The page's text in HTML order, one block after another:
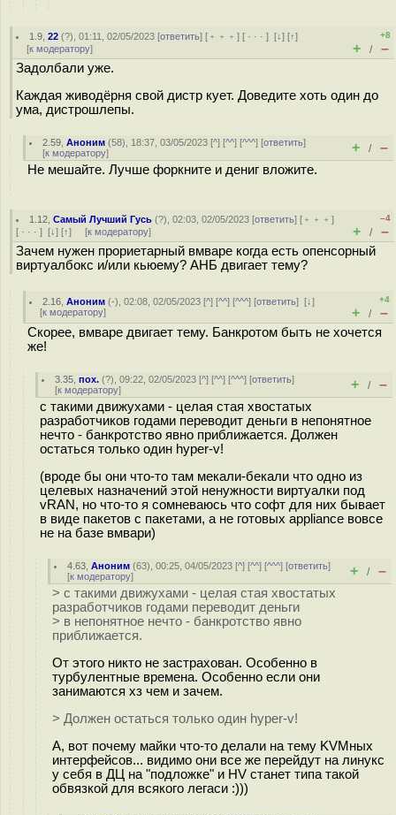
1.9 ,22 (?), 01:11, 02/05/2023 [ответить] [ ﹢﹢﹢] [ · · ·][↓] [↑]
[к модератору]
+8
+ / –
Задолбали уже.
Каждая живодёрня свой дистр кует. Доведите хоть один до
ума, дистрошлепы.
2.59 ,Аноним (58), 18:37, 03/05/2023 [^] [^^] [^^^] [ответить]
[к модератору] + / –
Не мешайте. Лучше форкните и дениг вложите.
1.12 ,Самый Лучший Гусь (?), 02:03, 02/05/2023 [ответить] [ ﹢﹢﹢]
[ · · · ] [↓] [↑] [к модератору]
–4
+ / –
Зачем нужен прориетарный вмваре когда есть опенсорный
виртуалбокс и/или кьюему? АНБ двигает тему?
2.16 ,Аноним (-), 02:08, 02/05/2023 [^] [^^] [^^^] [ответить][↓]
[к модератору]
+4
+ / –
Скорее, вмваре двигает тему. Банкротом быть не хочется
же!
3.35 ,пох. (?), 09:22, 02/05/2023 [^] [^^] [^^^] [ответить]
[к модератору] + / –
с такими движухами - целая стая хвостатых
разработчиков годами переводит деньги в непонятное
нечто - банкротство явно приближается. Должен
остаться только один hyper-v!
(вроде бы они что-то там мекали-бекали что одно из
целевых назначений этой ненужности виртуалки под
vRAN, но что-то я сомневаюсь что софт для них бывает
в виде пакетов с пакетами, а не готовых appliance вовсе
не на базе вмвари)
4.63 ,Аноним (63), 00:25, 04/05/2023 [^] [^^] [^^^] [ответить]
[к модератору] + / –
> с такими движухами - целая стая хвостатых
разработчиков годами переводит деньги
> в непонятное нечто - банкротство явно
приближается.
От этого никто не застрахован. Особенно в
турбулентные времена. Особенно если они
занимаются хз чем и зачем.
> Должен остаться только один hyper-v!
А, вот почему майки что-то делали на тему KVMных
интерфейсов... видимо они все же перейдут на линукс
у себя в ДЦ на "подложке" и HV станет типа такой
обвязкой для всякого легаси :)))